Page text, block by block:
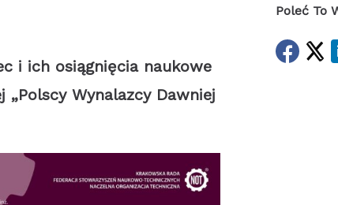
i ich osiągnięcia naukowe
Wynalazcy Dawniej
Poleć To